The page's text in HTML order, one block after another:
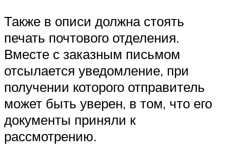
Также в описи должна стоять
печать почтового отделения.
Вместе с заказным письмом
отсылается уведомление, при
получении которого отправитель
может быть уверен, в том, что его
документы приняли к
рассмотрению.